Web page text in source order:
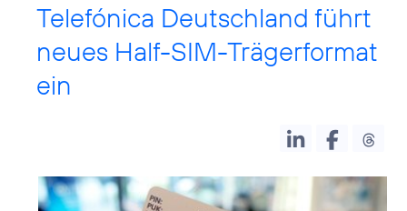
Telefónica Deutschland führt
neues Half-SIM-Trägerformat
ein